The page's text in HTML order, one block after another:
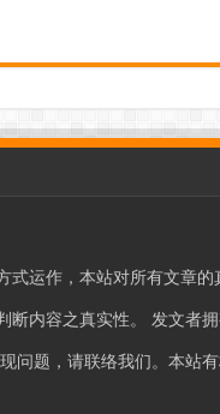
式运作，本站对所有文章
断内容之真实性。 发文者
问题，请联络我们。本站